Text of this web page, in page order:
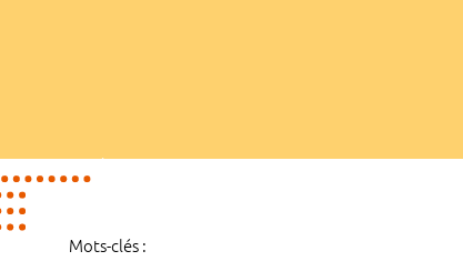
Mots-clés :